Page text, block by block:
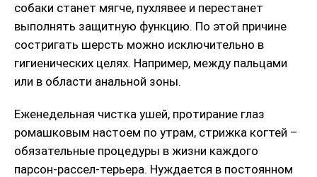
собаки станет мягче, пухлявее и перестанет
выполнять защитную функцию. По этой причине
состригать шерсть можно исключительно в
гигиенических целях. Например, между пальцами
или в области анальной зоны.
Еженедельная чистка ушей, протирание глаз
ромашковым настоем по утрам, стрижка когтей –
обязательные процедуры в жизни каждого
парсон-рассел-терьера. Нуждается в постоянном